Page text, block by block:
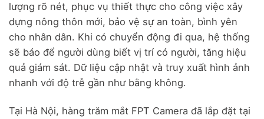
lượng rõ nét, phục vụ thiết thực cho công việc xây
dựng nông thôn mới, bảo vệ sự an toàn, bình yên
cho nhân dân. Khi có chuyển động đi qua, hệ thống
sẽ báo để người dùng biết vị trí có người, tăng hiệu
quả giám sát. Dữ liệu cập nhật và truy xuất hình ảnh
nhanh với độ trễ gần như bằng không.
Tại Hà Nội, hàng trăm mắt FPT Camera đã lắp đặt tại